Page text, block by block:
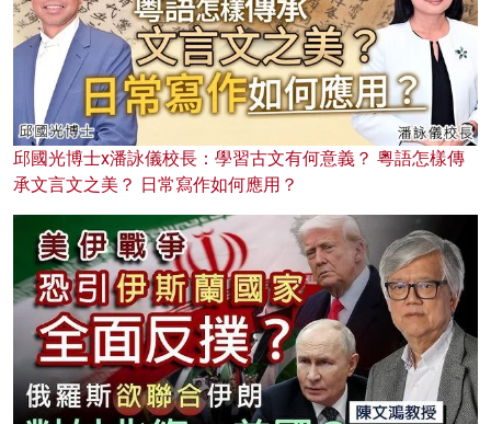
邱國光博士x潘詠儀校長：學習古文有何意義？ 粵語怎樣傳
承文言文之美？ 日常寫作如何應用？